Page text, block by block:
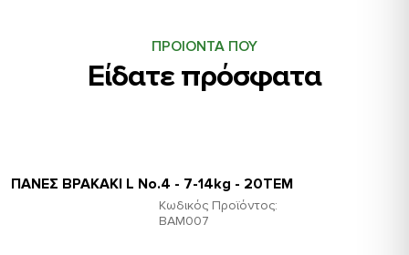
ΠΡΟΙΟΝΤΑ ΠΟΥ
Είδατε πρόσφατα
Κωδικός Προϊόντος:
ΒΑΜ007
ΠΑΝΕΣ ΒΡΑΚΑΚΙ L Νο.4 - 7-14kg - 20TEM